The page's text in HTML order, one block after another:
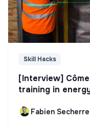
Skill Hacks
[Interview]
training in
Fabien Secherre